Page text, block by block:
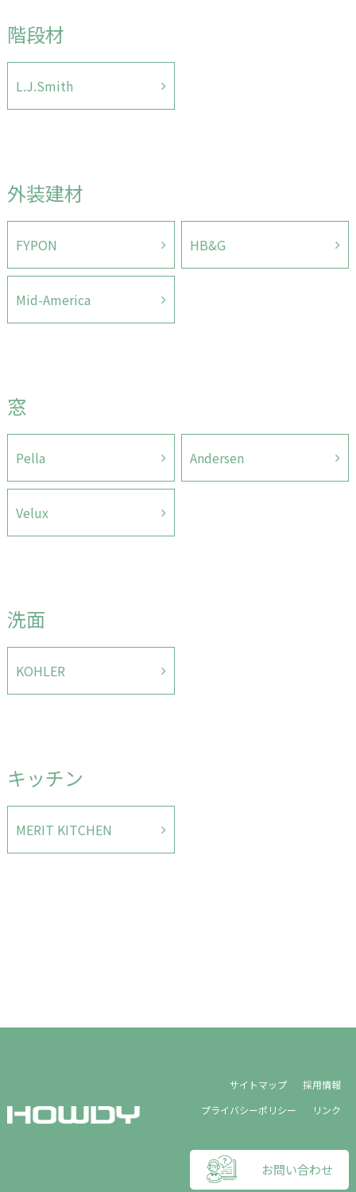
階段材
L.J.Smith
外装建材
FYPON HB&G
Mid-America
窓
Pella Andersen
Velux
洗面
KOHLER
キッチン
MERIT KITCHEN
プライバシーポリシー リンク
サイトマップ 採用情報
お問い合わせ